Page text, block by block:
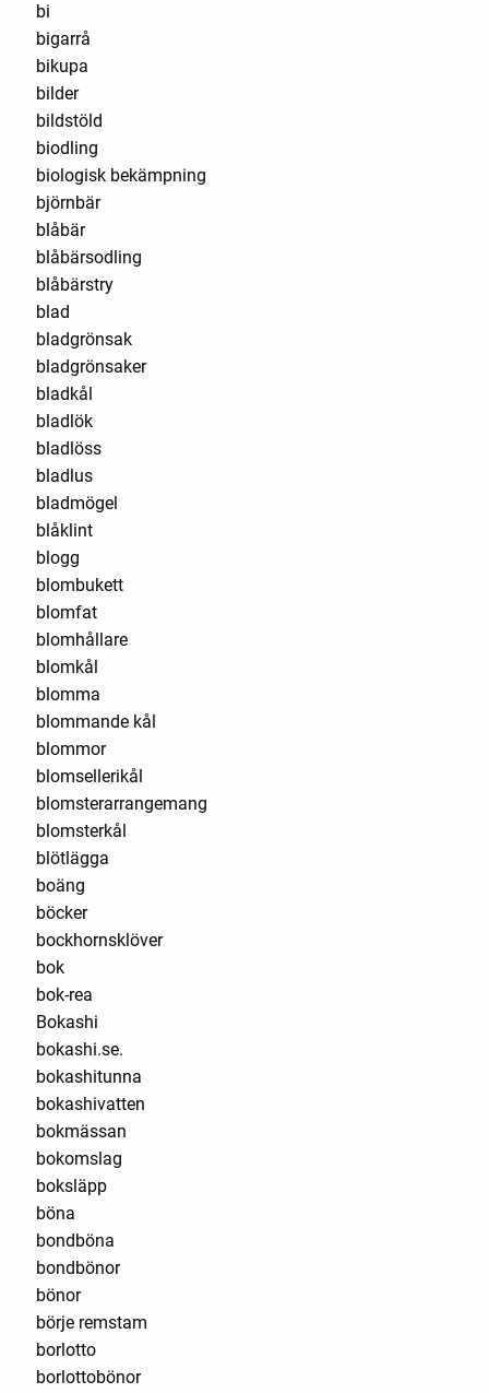
bi
bigarrå
bikupa
bilder
bildstöld
biodling
biologisk bekämpning
björnbär
blåbär
blåbärsodling
blåbärstry
blad
bladgrönsak
bladgrönsaker
bladkål
bladlök
bladlöss
bladlus
bladmögel
blåklint
blogg
blombukett
blomfat
blomhållare
blomkål
blomma
blommande kål
blommor
blomsellerikål
blomsterarrangemang
blomsterkål
blötlägga
boäng
böcker
bockhornsklöver
bok
bok-rea
Bokashi
bokashi.se.
bokashitunna
bokashivatten
bokmässan
bokomslag
boksläpp
böna
bondböna
bondbönor
bönor
börje remstam
borlotto
borlottobönor